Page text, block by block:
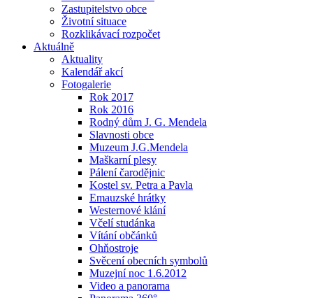
Zastupitelstvo obce
Životní situace
Rozklikávací rozpočet
Aktuálně
Aktuality
Kalendář akcí
Fotogalerie
Rok 2017
Rok 2016
Rodný dům J. G. Mendela
Slavnosti obce
Muzeum J.G.Mendela
Maškarní plesy
Pálení čarodějnic
Kostel sv. Petra a Pavla
Emauzské hrátky
Westernové klání
Včelí studánka
Vítání občánků
Ohňostroje
Svěcení obecních symbolů
Muzejní noc 1.6.2012
Video a panorama